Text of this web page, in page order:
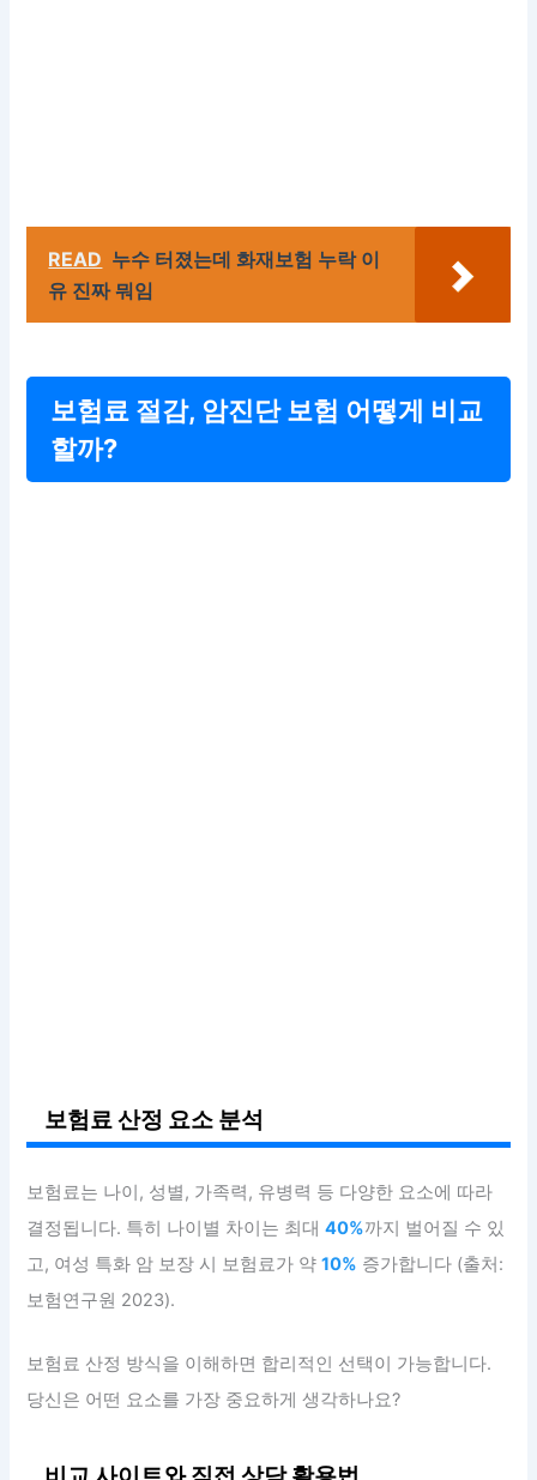
READ 누수 터졌는데 화재보험 누락 이
유 진짜 뭐임
보험료 절감, 암진단 보험 어떻게 비교
할까?
보험료 산정 요소 분석
보험료는 나이, 성별, 가족력, 유병력 등 다양한 요소에 따라
결정됩니다. 특히 나이별 차이는 최대40%까지 벌어질 수 있
고, 여성 특화 암 보장 시 보험료가 약10% 증가합니다 (출처:
보험연구원 2023).
보험료 산정 방식을 이해하면 합리적인 선택이 가능합니다.
당신은 어떤 요소를 가장 중요하게 생각하나요?